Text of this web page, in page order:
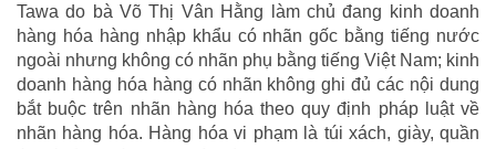
Tawa do bà Võ Thị Vân Hằng làm chủ đang kinh doanh
hàng hóa hàng nhập khẩu có nhãn gốc bằng tiếng nước
ngoài nhưng không có nhãn phụ bằng tiếng Việt Nam; kinh
doanh hàng hóa hàng có nhãn không ghi đủ các nội dung
bắt buộc trên nhãn hàng hóa theo quy định pháp luật về
nhãn hàng hóa. Hàng hóa vi phạm là túi xách, giày, quần